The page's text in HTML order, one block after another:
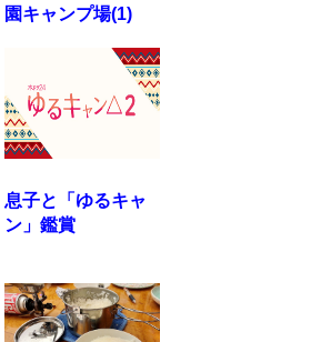
園キャンプ場(1)
息子と「ゆるキャ
ン」鑑賞